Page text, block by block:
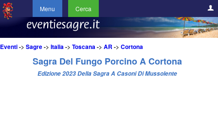
Menu Cerca
Eventi-> Sagre-> Italia-> Toscana-> AR -> Cortona
Sagra Del Fungo Porcino A Cortona
Edizione 2023 Della Sagra A Casoni Di Mussolente